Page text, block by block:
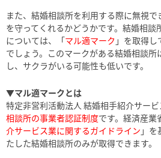
また、結婚相談所を利用する際に無視
を守ってくれるかどうかです。結婚相談
については、「マル適マーク 」を取得
でしょう。このマークがある結婚相談所
し、サクラがいる可能性も低いです。
▼マル適マークとは
特定非営利活動法人 結婚相手紹介サービ
相談所の事業者認証制度です。経済産業
介サービス業に関するガイドライン 」
たした結婚相談所のみが取得できます。